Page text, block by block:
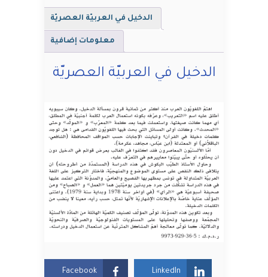
الدخيل في العربيّة العصريّة
معلومات إضافية
الدخيل في العربيّة العصريّة
Facebook LinkedIn